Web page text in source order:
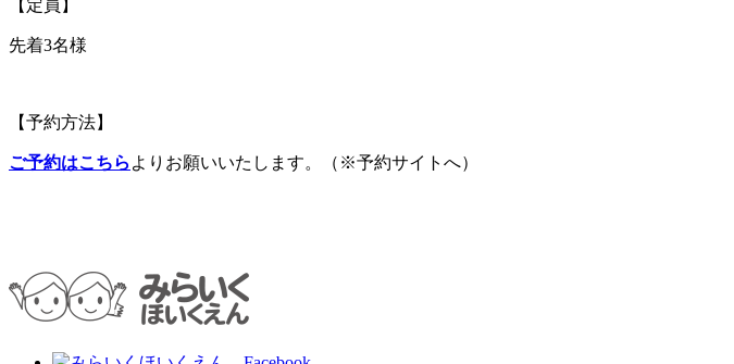
【定員】
先着3名様
【予約方法】
ご予約はこちら よりお願いいたします。（※予約サイトへ）